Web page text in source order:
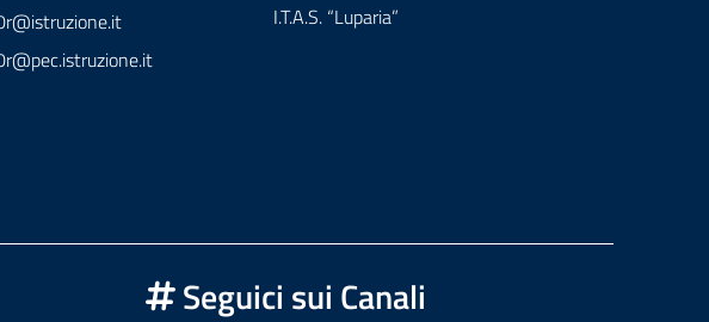
I.T.A.S. “Luparia”
Seguici sui Canali